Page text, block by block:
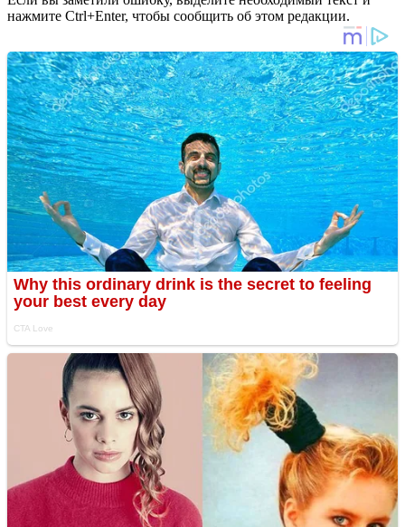
нажмите Ctrl+Enter, чтобы сообщить об этом редакции.